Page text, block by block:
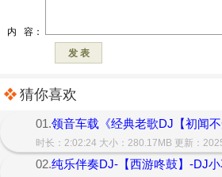
猜你喜欢
01.领音车载《经典老歌DJ【初闻
时长：2:02:24 大小：280.17MB 更新：
02.纯乐伴奏DJ-【西游咚鼓】-DJ